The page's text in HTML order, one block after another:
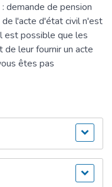
demande de pension
l'acte d'état civil n'est
est possible que les
leur fournir un acte
êtes pas